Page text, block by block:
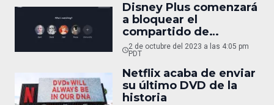
Disney Plus comenzará
a bloquear el
compartido de
contraseñas este
noviembre
2 de octubre del 2023 a las 4:05 pm
PDT
Netflix acaba de enviar
su último DVD de la
historia